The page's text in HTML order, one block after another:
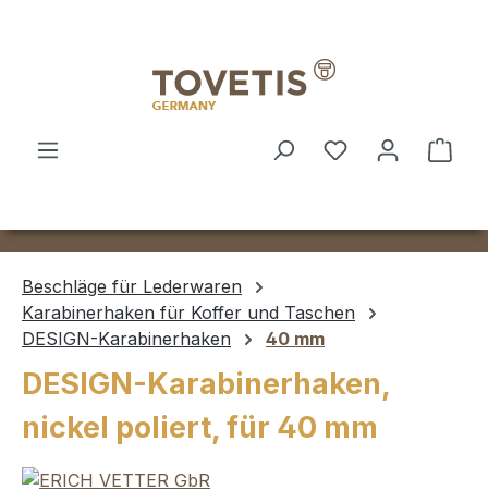
Beschläge für Lederwaren
Karabinerhaken für Koffer und Taschen
DESIGN-Karabinerhaken
40 mm
DESIGN-Karabinerhaken,
nickel poliert, für 40 mm